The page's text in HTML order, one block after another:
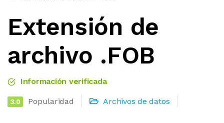
Extensión de
archivo .FOB
Información verificada
3.0 Popularidad Archivos de datos